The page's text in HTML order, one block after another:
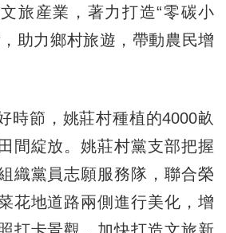
旅産業，著力打造“零碳小
助力鄉村旅遊，帶動農民增
節，姚莊村種植的4000畝
間綻放。姚莊村黨支部把握
織黨員志願服務隊，聯合榮
花地道路兩側進行美化，增
打卡景觀，加快打造文旅新